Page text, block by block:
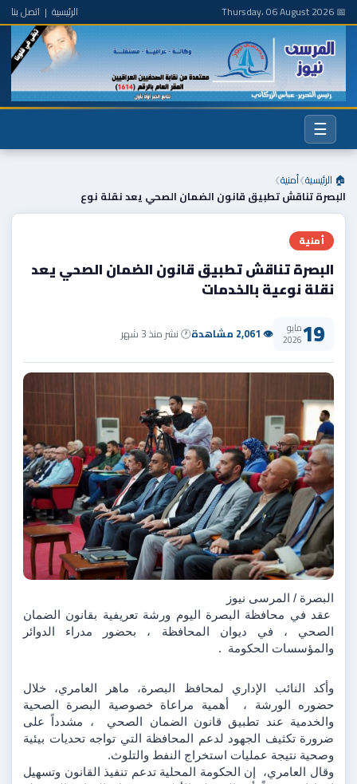
📅 Thursday، 06 August 2026 الرئيسية | اتصل بنا
☰
🏠 الرئيسية❯أمنية❯
البصرة تناقش تطبيق قانون الضمان الصحي يعد نقلة نوع
أمنية
البصرة تناقش تطبيق قانون الضمان الصحي يعد
نقلة نوعية بالخدمات
19مايو
2026 👁 2,061 مشاهدة 🕐 نشر منذ 3 شهر
البصرة / المرسى نيوز
والمؤسسات الحكومة  .
وصحية نتيجة عمليات استخراج النفط والتلوث.